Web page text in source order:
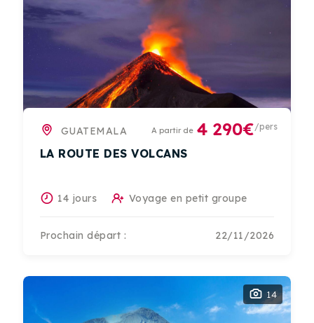
GUATEMALA A partir de 4 290€/pers
LA ROUTE DES VOLCANS
14 jours Voyage en petit groupe
Prochain départ : 22/11/2026
14